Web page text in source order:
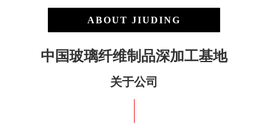
ABOUT JIUDING
中国玻璃纤维制品深加工基地
关于公司